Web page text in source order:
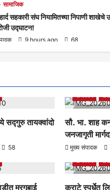
सामाजिक
सहकारी संघ नियामितच्या निपाणी शाखेचे
उद्घाटन!
9 hours ago 68
सद्गुरु तायक्वांदो
58
1
राजकीय
सौ. भा. शाह
जनजागृती
मुख्य संपादक
निपाणी परिसर
मरगूबाई
1
आरोग्य
राजकीय
कराटे स्पर्धेत